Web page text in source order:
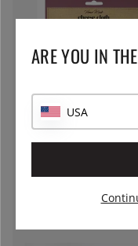
Płótno do sera, do
ARE YOU IN
USA